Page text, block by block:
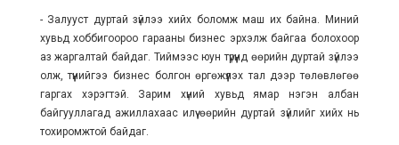
- Залууст дуртай зүйлээ хийх боломж маш их байна. Миний
хувьд хоббигоороо гарааны бизнес эрхэлж байгаа болохоор
аз жаргалтай байдаг. Тиймээс юун түрүүнд өөрийн дуртай зүйлээ
олж, түүнийгээ бизнес болгон өргөжүүлэх тал дээр төлөвлөгөө
гаргах хэрэгтэй. Зарим хүний хувьд ямар нэгэн албан
байгууллагад ажиллахаас илүү өөрийн дуртай зүйлийг хийх нь
тохиромжтой байдаг.